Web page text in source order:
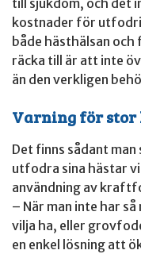
kostnader för
både hästhälsan
räcka till är att inte
än den verkligen
Varning för
Det finns sådant man
utfodra sina hästar
användning av
– När man inte har
vilja ha, eller
en enkel lösning att